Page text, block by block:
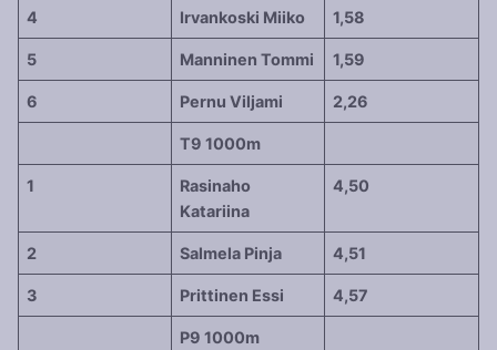
4 Irvankoski Miiko 1,58
5 Manninen Tommi 1,59
6 Pernu Viljami 2,26
T9 1000m
1
Rasinaho
Katariina
4,50
2 Salmela Pinja 4,51
3 Prittinen Essi 4,57
P9 1000m